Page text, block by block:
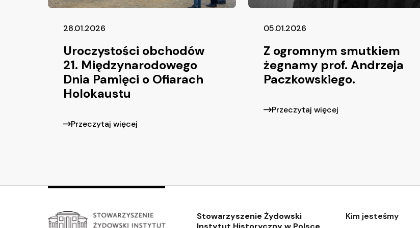
28.01.2026
Uroczystości obchodów
21. Międzynarodowego
Dnia Pamięci o Ofiarach
Holokaustu
Przeczytaj więcej
05.01.2026
Z ogromnym smutkiem
żegnamy prof. Andrzeja
Paczkowskiego.
Przeczytaj więcej
Stowarzyszenie Żydowski
Kim jesteśmy